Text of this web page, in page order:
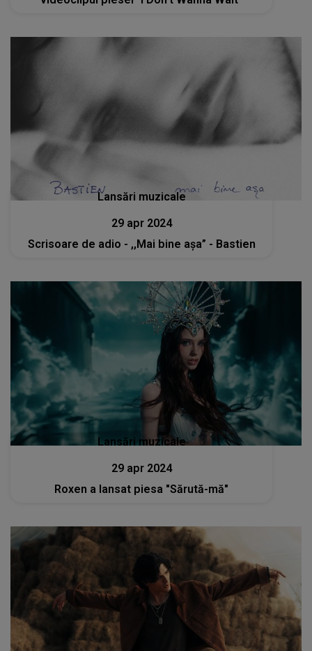
Lansări muzicale
29 apr 2024
Scrisoare de adio - ,,Mai bine așa” - Bastien
Lansări muzicale
29 apr 2024
Roxen a lansat piesa "Sărută-mă"